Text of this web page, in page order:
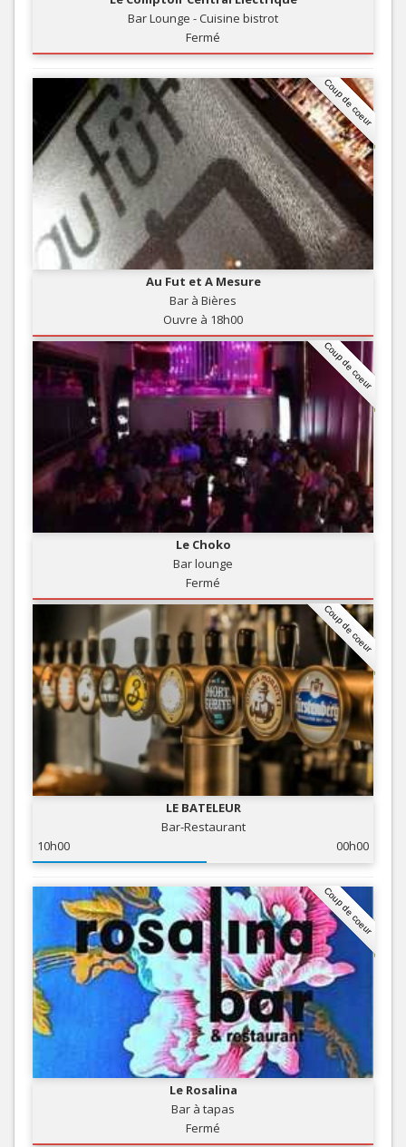
Bar Lounge - Cuisine bistrot
Fermé
Coup de coeur
Au Fut et A Mesure
Bar à Bières
Ouvre à 18h00
Coup de coeur
Le Choko
Bar lounge
Fermé
Coup de coeur
LE BATELEUR
Bar-Restaurant
10h00
00h00
Coup de coeur
Le Rosalina
Bar à tapas
Fermé